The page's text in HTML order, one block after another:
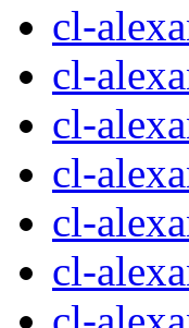
cl-
cl-
cl-
cl-
cl-
cl-